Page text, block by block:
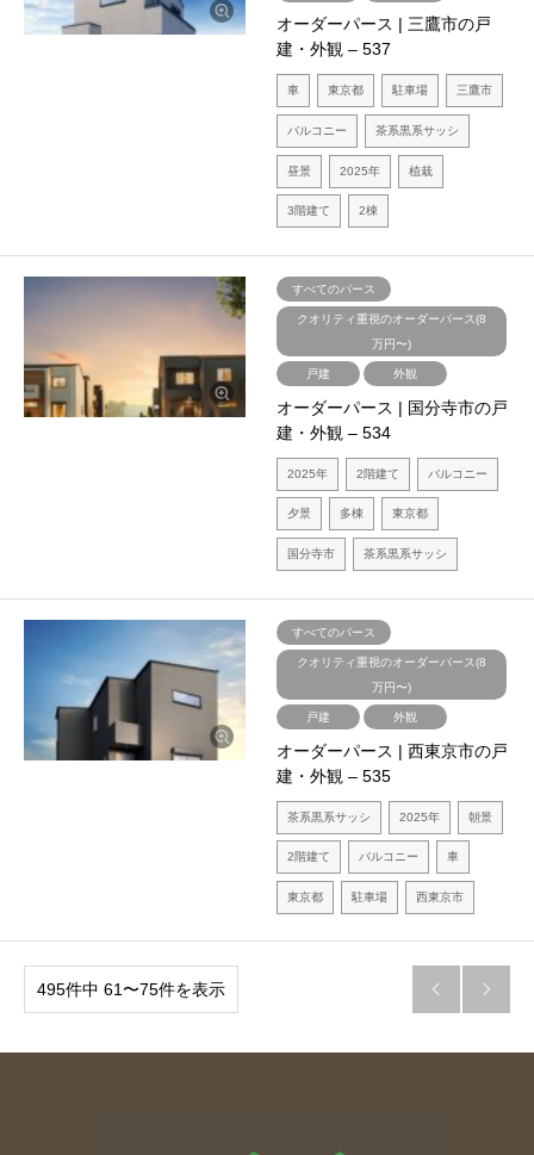
オーダーパース | 三鷹市の戸
建・外観 – 537
車 東京都 駐車場 三鷹市
バルコニー 茶系黒系サッシ
昼景 2025年 植栽
3階建て 2棟
すべてのパース
クオリティ重視のオーダーパース(8
万円〜)
戸建 外観
オーダーパース | 国分寺市の戸
建・外観 – 534
2025年 2階建て バルコニー
夕景 多棟 東京都
国分寺市 茶系黒系サッシ
すべてのパース
クオリティ重視のオーダーパース(8
万円〜)
戸建 外観
オーダーパース | 西東京市の戸
建・外観 – 535
茶系黒系サッシ 2025年 朝景
2階建て バルコニー 車
東京都 駐車場 西東京市
495件中 61〜75件を表示  